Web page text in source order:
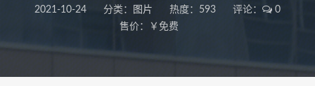
2021-10-24 分类： 图片 热度：593 评论：
0
售价：￥免费